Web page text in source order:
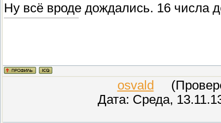
Ну всё вроде дождались. 16 числа
osvald
Дата: Среда,